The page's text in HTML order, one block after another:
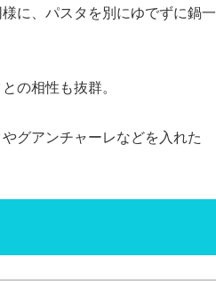
に、パスタを別にゆでずに鍋一
の相性も抜群。
グアンチャーレなどを入れた